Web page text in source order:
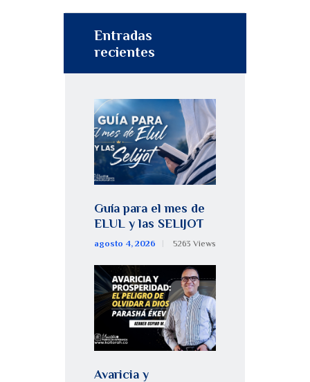
Entradas
recientes
Guía para el mes de
ELUL y las SELIJOT
agosto 4, 2026 5263 Views
Avaricia y